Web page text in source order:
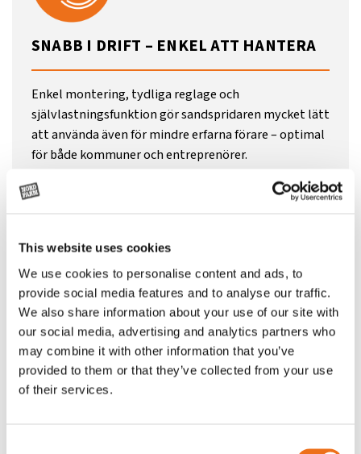
This website uses cookies
We use cookies to personalise content and ads, to
provide social media features and to analyse our traffic.
We also share information about your use of our site with
our social media, advertising and analytics partners who
may combine it with other information that you’ve
provided to them or that they’ve collected from your use
of their services.
SNABB I DRIFT – ENKEL ATT HANTERA
Enkel montering, tydliga reglage och
självlastningsfunktion gör sandspridaren mycket lätt
att använda även för mindre erfarna förare – optimal
för både kommuner och entreprenörer.
BYGGD FÖR NORDISKA FÖRHÅLLANDEN
Robust konstruktion, högkvalitativa komponenter
och genomtänkt design ger lång livslängd och